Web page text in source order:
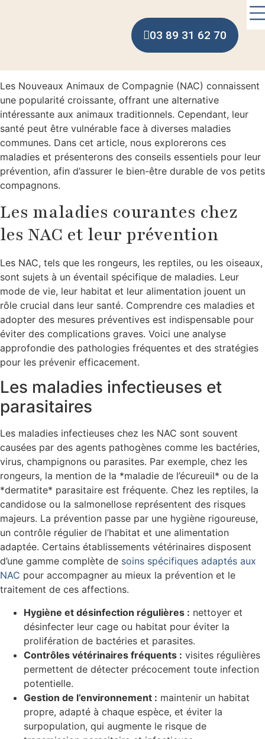
03 89 31 62 70
Les Nouveaux Animaux de Compagnie (NAC) connaissent
une popularité croissante, offrant une alternative
intéressante aux animaux traditionnels. Cependant, leur
santé peut être vulnérable face à diverses maladies
communes. Dans cet article, nous explorerons ces
maladies et présenterons des conseils essentiels pour leur
prévention, afin d’assurer le bien-être durable de vos petits
compagnons.
Les maladies courantes chez
les NAC et leur prévention
Les NAC, tels que les rongeurs, les reptiles, ou les oiseaux,
sont sujets à un éventail spécifique de maladies. Leur
mode de vie, leur habitat et leur alimentation jouent un
rôle crucial dans leur santé. Comprendre ces maladies et
adopter des mesures préventives est indispensable pour
éviter des complications graves. Voici une analyse
approfondie des pathologies fréquentes et des stratégies
pour les prévenir efficacement.
Les maladies infectieuses et
parasitaires
Les maladies infectieuses chez les NAC sont souvent
causées par des agents pathogènes comme les bactéries,
virus, champignons ou parasites. Par exemple, chez les
rongeurs, la mention de la *maladie de l’écureuil* ou de la
*dermatite* parasitaire est fréquente. Chez les reptiles, la
candidose ou la salmonellose représentent des risques
majeurs. La prévention passe par une hygiène rigoureuse,
un contrôle régulier de l’habitat et une alimentation
adaptée. Certains établissements vétérinaires disposent
d’une gamme complète de soins spécifiques adaptés aux
NAC pour accompagner au mieux la prévention et le
traitement de ces affections.
Hygiène et désinfection régulières : nettoyer et
désinfecter leur cage ou habitat pour éviter la
prolifération de bactéries et parasites.
Contrôles vétérinaires fréquents : visites régulières
permettent de détecter précocement toute infection
potentielle.
Gestion de l’environnement : maintenir un habitat
propre, adapté à chaque espèce, et éviter la
surpopulation, qui augmente le risque de